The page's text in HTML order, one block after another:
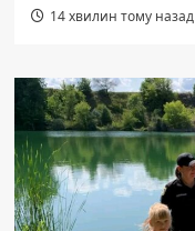
14 хвилин тому назад